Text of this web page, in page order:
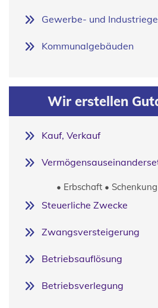
Gewerbe- und
Kommunalgebäuden
Wir erstellen
Kauf, Verkauf
• Erbschaft •
Steuerliche Zwecke
Zwangsversteigerung
Betriebsauflösung
Betriebsverlegung